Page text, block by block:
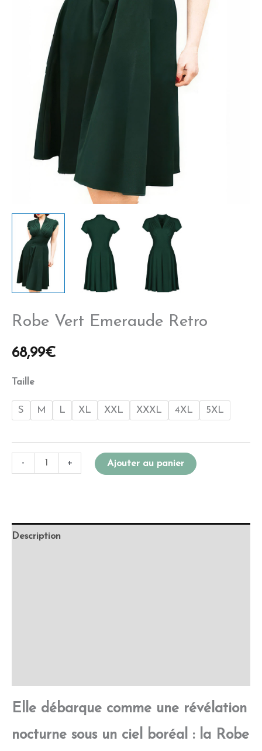
Robe Vert Emeraude Retro
68,99€
Taille
S M L XL XXL XXXL 4XL 5XL
- + Ajouter au panier
Description
Elle débarque comme une révélation
nocturne sous un ciel boréal : la Robe